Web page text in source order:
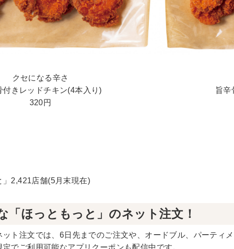
クセになる辛さ
付きレッドチキン(4本入り)
320円
旨辛
」2,421店舗(5月末現在)
「ほっともっと」のネット注文！
ット注文では、6日先までのご注文や、オードブル、パーティ
でご利用可能なアプリクーポンも配信中です。